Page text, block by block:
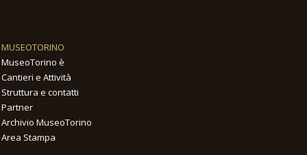
MUSEOTORINO
MuseoTorino è
Cantieri e Attività
Struttura e contatti
Partner
Archivio MuseoTorino
Area Stampa